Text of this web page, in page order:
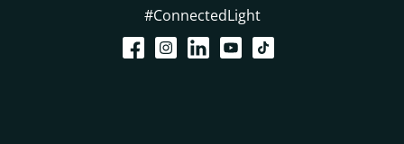
#ConnectedLight